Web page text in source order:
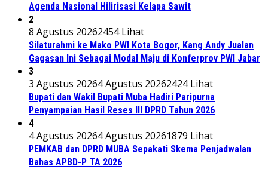
Agenda Nasional Hilirisasi Kelapa Sawit
2
8 Agustus 20262454 Lihat
Silaturahmi ke Mako PWI Kota Bogor, Kang Andy Jualan
Gagasan Ini Sebagai Modal Maju di Konferprov PWI Jabar
3
3 Agustus 20264 Agustus 20262424 Lihat
Bupati dan Wakil Bupati Muba Hadiri Paripurna
Penyampaian Hasil Reses III DPRD Tahun 2026
4
4 Agustus 20264 Agustus 20261879 Lihat
PEMKAB dan DPRD MUBA Sepakati Skema Penjadwalan
Bahas APBD-P TA 2026